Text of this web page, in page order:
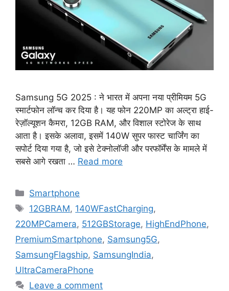
Samsung 5G 2025 : ने भारत में अपना नया प्रीमियम 5G
स्मार्टफोन लॉन्च कर दिया है। यह फोन 220MP का अल्ट्रा हाई-
रेज़ॉल्यूशन कैमरा, 12GB RAM, और विशाल स्टोरेज के साथ
आता है। इसके अलावा, इसमें 140W सुपर फास्ट चार्जिंग का
सपोर्ट दिया गया है, जो इसे टेक्नोलॉजी और परफॉर्मेंस के मामले में
सबसे आगे रखता … Read more
Categories
Smartphone
Tags
12GBRAM, 140WFastCharging,
220MPCamera, 512GBStorage, HighEndPhone,
PremiumSmartphone, Samsung5G,
SamsungFlagship, SamsungIndia,
UltraCameraPhone
Leave a comment